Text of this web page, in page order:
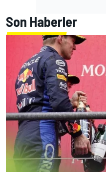
Son Haberler